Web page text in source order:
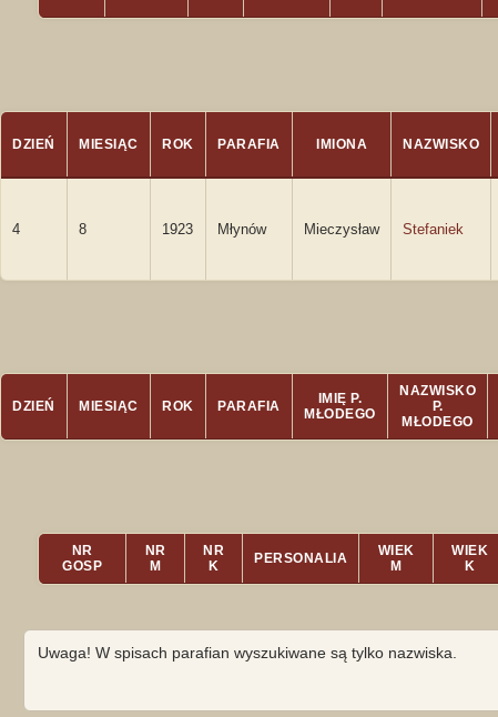
DZIEŃ MIESIĄC ROK PARAFIA IMIONA NAZWISKO
4 8 1923 Młynów Mieczysław Stefaniek
DZIEŃ MIESIĄC ROK PARAFIA
IMIĘ P.
MŁODEGO
NAZWISKO
P.
MŁODEGO
NR
GOSP
NR
M
NR
K
PERSONALIA
WIEK
M
WIEK
K
Uwaga! W spisach parafian wyszukiwane są tylko nazwiska.